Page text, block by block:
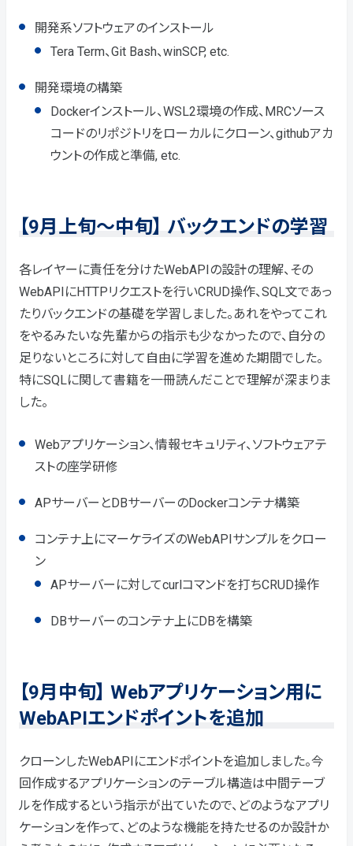
開発系ソフトウェアのインストール
Tera Term、Git Bash、winSCP, etc.
開発環境の構築
Dockerインストール、WSL2環境の作成、MRCソース
コードのリポジトリをローカルにクローン、githubアカ
ウントの作成と準備, etc.
【9月上旬～中旬】 バックエンドの学習
各レイヤーに責任を分けたWebAPIの設計の理解、その
WebAPIにHTTPリクエストを行いCRUD操作、SQL文であっ
たりバックエンドの基礎を学習しました。あれをやってこれ
をやるみたいな先輩からの指示も少なかったので、自分の
足りないところに対して自由に学習を進めた期間でした。
特にSQLに関して書籍を一冊読んだことで理解が深まりま
した。
Webアプリケーション、情報セキュリティ、ソフトウェアテ
ストの座学研修
APサーバーとDBサーバーのDockerコンテナ構築
コンテナ上にマーケライズのWebAPIサンプルをクロー
ン
APサーバーに対してcurlコマンドを打ちCRUD操作
DBサーバーのコンテナ上にDBを構築
【9月中旬】 Webアプリケーション用に
WebAPIエンドポイントを追加
クローンしたWebAPIにエンドポイントを追加しました。今
回作成するアプリケーションのテーブル構造は中間テーブ
ルを作成するという指示が出ていたので、どのようなアプリ
ケーションを作って、どのような機能を持たせるのか設計か